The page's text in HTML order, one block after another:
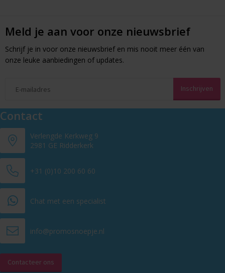
Meld je aan voor onze nieuwsbrief
Schrijf je in voor onze nieuwsbrief en mis nooit meer één van
onze leuke aanbiedingen of updates.
Contact
Verlengde Kerkweg 9
2981 GE Ridderkerk
+31 (0)10 200 60 60
Chat met een specialist
info@promosnoepje.nl
Contacteer ons